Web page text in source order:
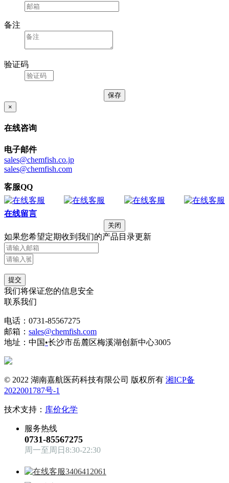
备注
验证码
×
在线咨询
电子邮件
sales@chemfish.co.jp
sales@chemfish.com
客服QQ
在线留言
关闭
如果您希望定期收到我们的产品目录更新
提交
我们将保证您的信息安全
联系我们
电话：0731-85567275
邮箱： sales@chemfish.com
地址：中国•长沙市岳麓区梅溪湖创新中心3005
© 2022 湖南嘉航医药科技有限公司 版权所有 湘ICP备
2022001787号-1
技术支持： 库价化学
服务热线
0731-85567275
周一至周日8:30-22:30
3406412061